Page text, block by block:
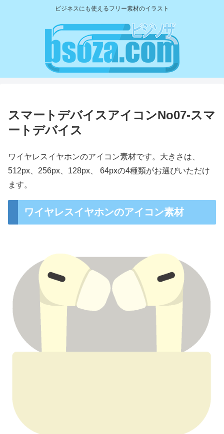
ビジネスにも使えるフリー素材のイラスト
スマートデバイスアイコンNo07-スマ
ートデバイス
ワイヤレスイヤホンのアイコン素材です。大きさは、
512px、256px、128px、 64pxの4種類がお選びいただけ
ます。
ワイヤレスイヤホンのアイコン素材